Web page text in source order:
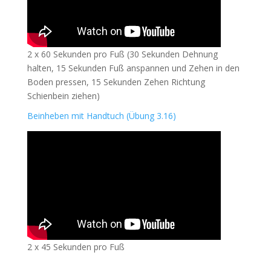
2 x 60 Sekunden pro Fuß (30 Sekunden Dehnung
halten, 15 Sekunden Fuß anspannen und Zehen in den
Boden pressen, 15 Sekunden Zehen Richtung
Schienbein ziehen)
Beinheben mit Handtuch (Übung 3.16)
2 x 45 Sekunden pro Fuß